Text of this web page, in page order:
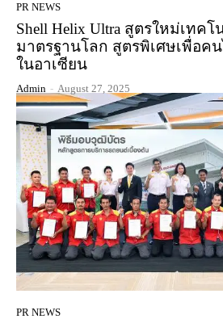
PR NEWS
Shell Helix Ultra สูตรใหม่เทคโ
มาตรฐานโลก สูตรพิเศษเพื่อค
ในอาเซียน
Admin - August 27, 2025
PR NEWS